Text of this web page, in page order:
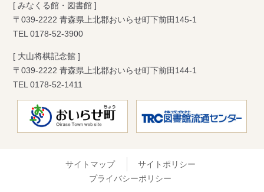
[ みなくる館・図書館 ]
〒039-2222 青森県上北郡おいらせ町下前田145-1
TEL0178-52-3900
[ 大山将棋記念館 ]
〒039-2222 青森県上北郡おいらせ町下前田144-1
TEL0178-52-1411
サイトマップ
サイトポリシー
プライバシーポリシー